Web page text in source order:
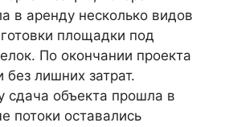
в аренду несколько видов
площадки под
По окончании проекта
лишних затрат.
сдача объекта прошла в
потоки оставались